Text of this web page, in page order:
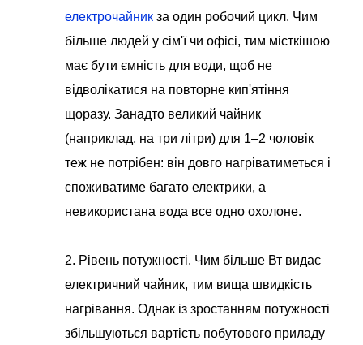
електрочайник за один робочий цикл. Чим
більше людей у сім'ї чи офісі, тим місткішою
має бути ємність для води, щоб не
відволікатися на повторне кип'ятіння
щоразу. Занадто великий чайник
(наприклад, на три літри) для 1–2 чоловік
теж не потрібен: він довго нагріватиметься і
споживатиме багато електрики, а
невикористана вода все одно охолоне.
2. Рівень потужності. Чим більше Вт видає
електричний чайник, тим вища швидкість
нагрівання. Однак із зростанням потужності
збільшуються вартість побутового приладу